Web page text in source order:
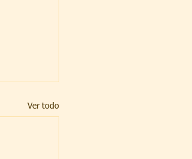
Ver todo